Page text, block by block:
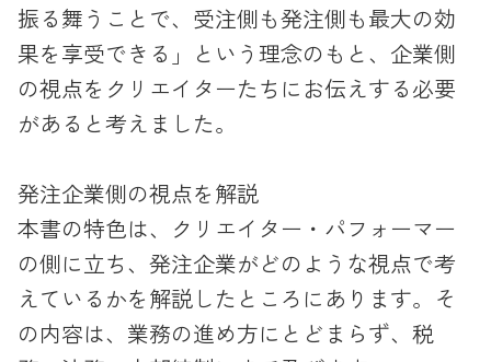
振る舞うことで、受注側も発注側も最大の効
果を享受できる」という理念のもと、企業側
の視点をクリエイターたちにお伝えする必要
があると考えました。
発注企業側の視点を解説
本書の特色は、クリエイター・パフォーマー
の側に立ち、発注企業がどのような視点で考
えているかを解説したところにあります。そ
の内容は、業務の進め方にとどまらず、税